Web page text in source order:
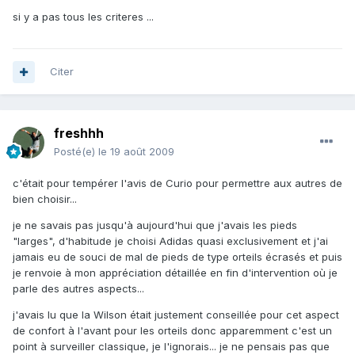
si y a pas tous les criteres ...
Citer
freshhh
Posté(e) le 19 août 2009
c'était pour tempérer l'avis de Curio pour permettre aux autres de
bien choisir...
je ne savais pas jusqu'à aujourd'hui que j'avais les pieds
"larges", d'habitude je choisi Adidas quasi exclusivement et j'ai
jamais eu de souci de mal de pieds de type orteils écrasés et puis
je renvoie à mon appréciation détaillée en fin d'intervention où je
parle des autres aspects...
j'avais lu que la Wilson était justement conseillée pour cet aspect
de confort à l'avant pour les orteils donc apparemment c'est un
point à surveiller classique, je l'ignorais... je ne pensais pas que